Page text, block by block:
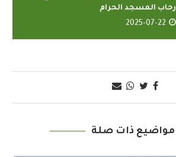
رحاب المسجد الحرام
2025-07-22
مواضيع ذات صلة